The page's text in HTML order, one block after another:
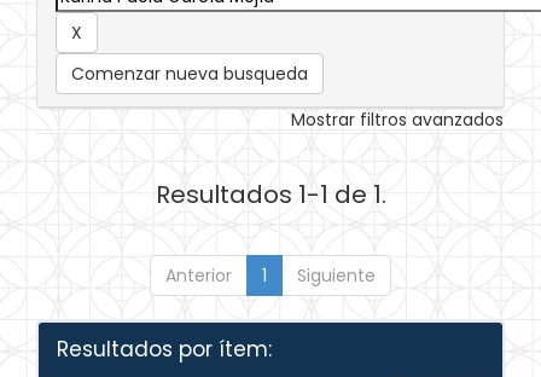
Comenzar nueva busqueda
Mostrar filtros avanzados
Resultados 1-1 de 1.
Anterior 1 Siguiente
Resultados por ítem: